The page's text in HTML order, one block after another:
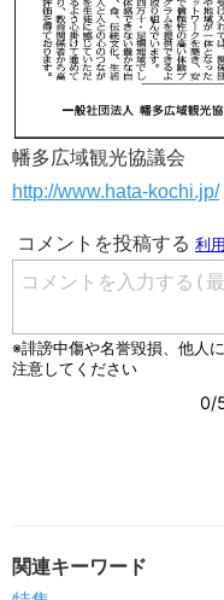
幡多広域観光協議会
http://www.hata-kochi.jp/
関連キーワード